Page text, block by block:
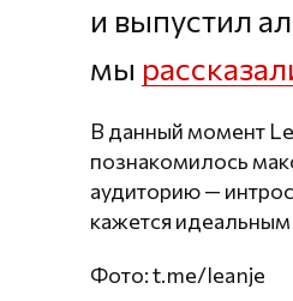
и выпустил
мы
В данный момент
познакомилось
аудиторию —
кажется
Фото: t.me/leanje